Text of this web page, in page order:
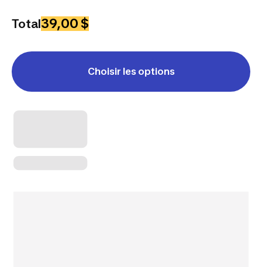
Total39,00 $
Choisir les options